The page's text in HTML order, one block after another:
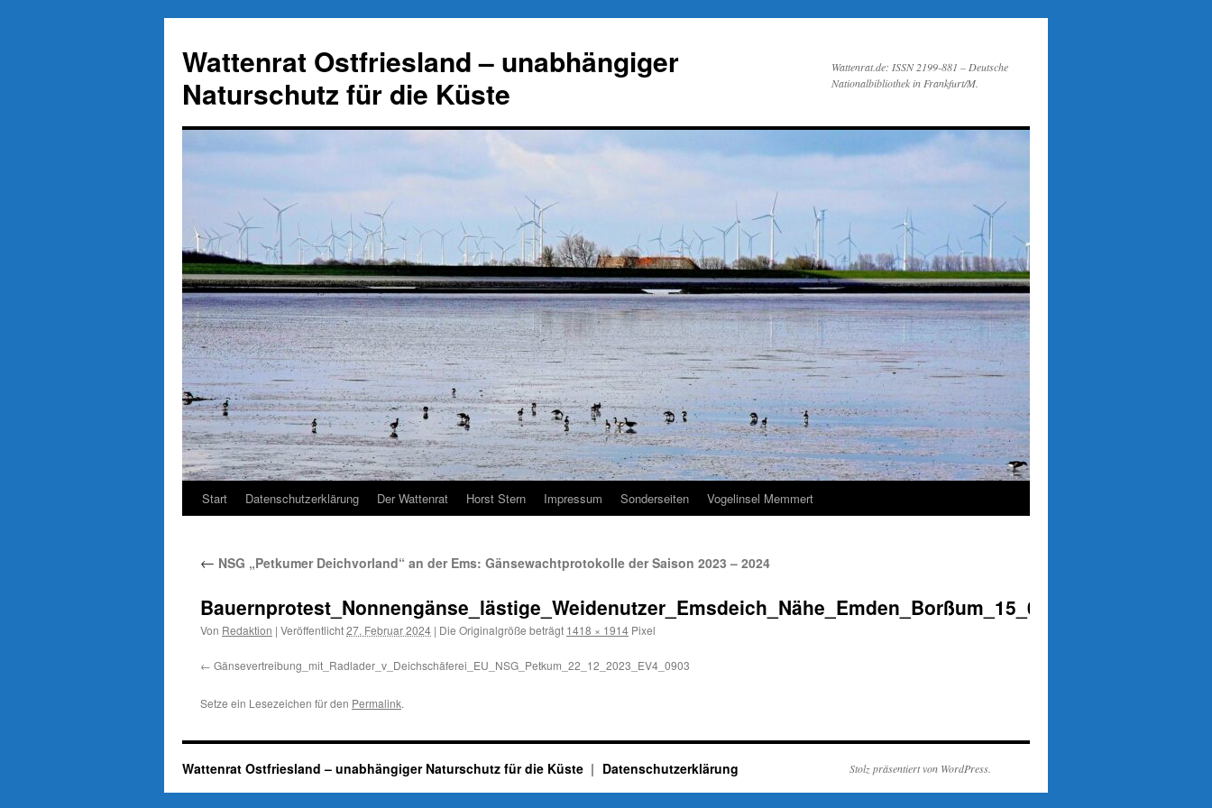
springen
Wattenrat Ostfriesland – unabhängiger
Naturschutz für die Küste
Wattenrat.de: ISSN 2199-881 – Deutsche
Nationalbibliothek in Frankfurt/M.
Start Datenschutzerklärung Der Wattenrat Horst Stern Impressum Sonderseiten Vogelinsel Memmert
← NSG „Petkumer Deichvorland“ an der Ems: Gänsewachtprotokolle der Saison 2023 – 2024
Bauernprotest_Nonnengänse_lästige_Weidenutzer_Emsdeich_Nähe_Emden_Borßum_15_02_2024_EV3_0848
Von Redaktion | Veröffentlicht27. Februar 2024 | Die Originalgröße beträgt 1418 × 1914 Pixel
Gänsevertreibung_mit_Radlader_v_Deichschäferei_EU_NSG_Petkum_22_12_2023_EV4_0903
Setze ein Lesezeichen für den Permalink.
Wattenrat Ostfriesland – unabhängiger Naturschutz für die Küste Datenschutzerklärung Stolz präsentiert von WordPress.